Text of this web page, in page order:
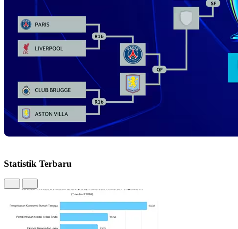
Statistik Terbaru